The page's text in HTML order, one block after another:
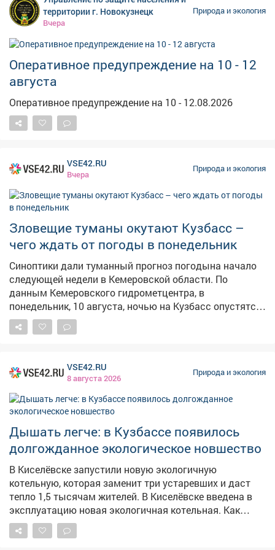
неделе синоптики прогнозируют до +33°С с ливнями и
грозами, пишет " Восток-Медиа ". Кроме того, жара и
дожди ожидаются и в Ростовской области – тут
столбики термометров на неделе поднимутся до
+34°С. Об этом пишет Rostov Gazeta . А вот, например,
в Свердловской области ожидается похолодание –
температура будет колебаться в пределах +10,
+26°С.Также налетят дожди и грозы, ветер с порывами
до 14 метров в секунду. Об этом пишет Tagilcity .
территории г. Новокузнецк
Вчера
Природа и экология
Оперативное предупреждение на 10 - 12
августа
Оперативное предупреждение на 10 - 12.08.2026
VSE42.RU
Вчера
Природа и экология
Зловещие туманы окутают Кузбасс –
чего ждать от погоды в понедельник
Синоптики дали туманный прогноз погодына начало
следующей недели в Кемеровской области. По
данным Кемеровского гидрометцентра, в
понедельник, 10 августа, ночью на Кузбасс опустятся
туманы. Это может серьёзно отразиться на
видимости на дорогах и взлётно-посадочных полосах
движется к осени.В целом по Кузбассу ночью
+12,+17°C, местами похолодает до +6,+11°C, в
отдельных районах ветер разгонится до порывы до
17 м/с. Днём +23,+28°C, в основном без осадков, а
ветер стихнет до 3-8 м/с, местами с порывами до 13
м/с. В Кемерове ночью градусник покажет+12,+14°C,
днём+24,+26°C. Ожидается переменная облачность,
преимущественно без осадков. В последующие дни
температурные колебания усилятся: по ночам
местами будет холодать до +6°C, а днём воздух
разогреется вплоть до +30°C. Осадкине ожидаются.
VSE42.RU
8 августа 2026
Природа и экология
Дышать легче: в Кузбассе появилось
долгожданное экологическое новшество
В Киселёвске запустили новую экологичную
котельную, которая заменит три устаревших и даст
тепло 1,5 тысячам жителей. В Киселёвске введена в
эксплуатацию новая экологичная котельная. Как
сообщил губернатор Кузбасса Илья Середюк, объект
заменит три устаревших источника теплоснабжения.